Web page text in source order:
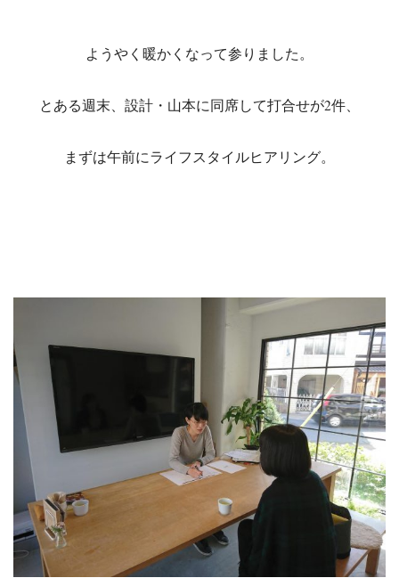
ようやく暖かくなって参りました。
とある週末、設計・山本に同席して打合せが2件、
まずは午前にライフスタイルヒアリング。